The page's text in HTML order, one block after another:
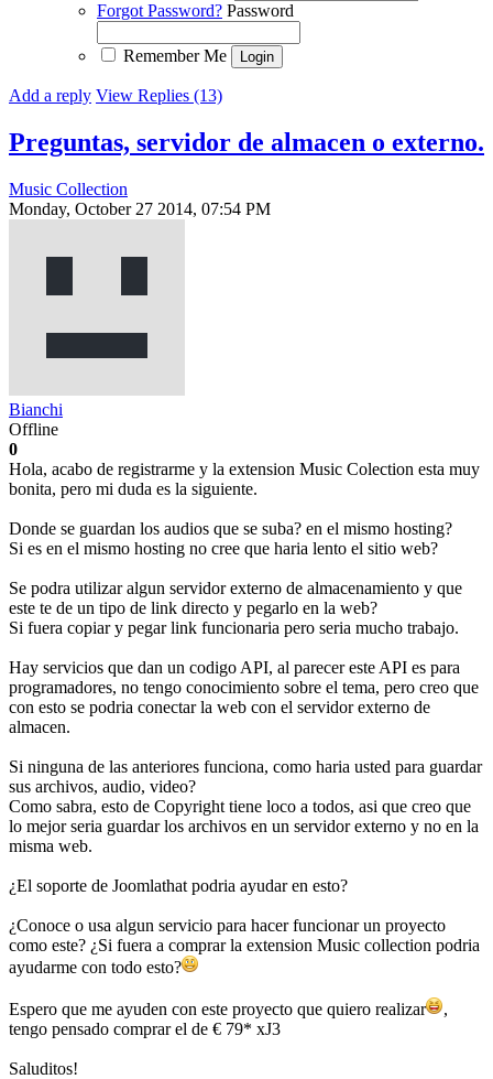
Forgot Password? Password
Remember Me
Add a reply View Replies (13)
Preguntas, servidor de almacen o externo.
Music Collection
Monday, October 27 2014, 07:54 PM
Bianchi
Offline
0
Hola, acabo de registrarme y la extension Music Colection esta muy
bonita, pero mi duda es la siguiente.
Donde se guardan los audios que se suba? en el mismo hosting?
Si es en el mismo hosting no cree que haria lento el sitio web?
Se podra utilizar algun servidor externo de almacenamiento y que
este te de un tipo de link directo y pegarlo en la web?
Si fuera copiar y pegar link funcionaria pero seria mucho trabajo.
Hay servicios que dan un codigo API, al parecer este API es para
programadores, no tengo conocimiento sobre el tema, pero creo que
con esto se podria conectar la web con el servidor externo de
almacen.
Si ninguna de las anteriores funciona, como haria usted para guardar
sus archivos, audio, video?
Como sabra, esto de Copyright tiene loco a todos, asi que creo que
lo mejor seria guardar los archivos en un servidor externo y no en la
misma web.
¿El soporte de Joomlathat podria ayudar en esto?
¿Conoce o usa algun servicio para hacer funcionar un proyecto
como este? ¿Si fuera a comprar la extension Music collection podria
ayudarme con todo esto?
Espero que me ayuden con este proyecto que quiero realizar
,
tengo pensado comprar el de € 79* xJ3
Saluditos!